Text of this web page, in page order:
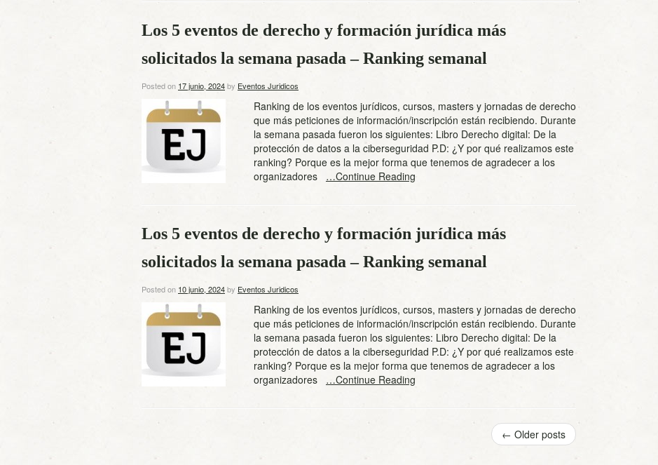
Los 5 eventos de derecho y formación jurídica más
solicitados la semana pasada – Ranking semanal
Posted on 17 junio, 2024by Eventos Juridicos
Ranking de los eventos jurídicos, cursos, masters y jornadas de derecho
que más peticiones de información/inscripción están recibiendo. Durante
la semana pasada fueron los siguientes: Libro Derecho digital: De la
protección de datos a la ciberseguridad P.D: ¿Y por qué realizamos este
ranking? Porque es la mejor forma que tenemos de agradecer a los
organizadores …Continue Reading
Los 5 eventos de derecho y formación jurídica más
solicitados la semana pasada – Ranking semanal
Posted on 10 junio, 2024by Eventos Juridicos
Ranking de los eventos jurídicos, cursos, masters y jornadas de derecho
que más peticiones de información/inscripción están recibiendo. Durante
la semana pasada fueron los siguientes: Libro Derecho digital: De la
protección de datos a la ciberseguridad P.D: ¿Y por qué realizamos este
ranking? Porque es la mejor forma que tenemos de agradecer a los
organizadores …Continue Reading
← Older posts